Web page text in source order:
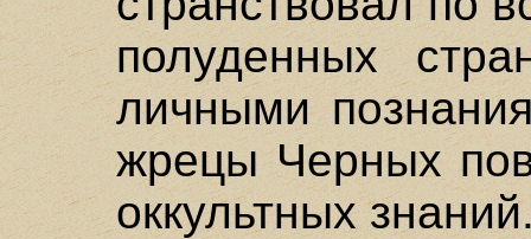
полуденных
личными
жрецы Черных
оккультных